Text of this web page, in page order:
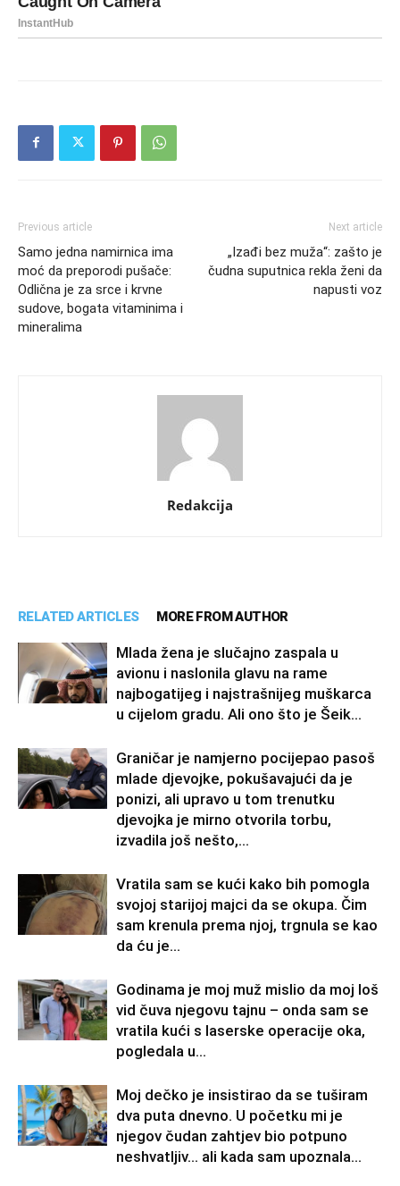
Previous article
Samo jedna namirnica ima
moć da preporodi pušače:
Odlična je za srce i krvne
sudove, bogata vitaminima i
mineralima
Next article
„Izađi bez muža“: zašto je
čudna suputnica rekla ženi da
napusti voz
Redakcija
RELATED ARTICLES MORE FROM AUTHOR
Mlada žena je slučajno zaspala u
avionu i naslonila glavu na rame
najbogatijeg i najstrašnijeg muškarca
u cijelom gradu. Ali ono što je Šeik...
Graničar je namjerno pocijepao pasoš
mlade djevojke, pokušavajući da je
ponizi, ali upravo u tom trenutku
djevojka je mirno otvorila torbu,
izvadila još nešto,...
Vratila sam se kući kako bih pomogla
svojoj starijoj majci da se okupa. Čim
sam krenula prema njoj, trgnula se kao
da ću je...
Godinama je moj muž mislio da moj loš
vid čuva njegovu tajnu – onda sam se
vratila kući s laserske operacije oka,
pogledala u...
Moj dečko je insistirao da se tuširam
dva puta dnevno. U početku mi je
njegov čudan zahtjev bio potpuno
neshvatljiv… ali kada sam upoznala...